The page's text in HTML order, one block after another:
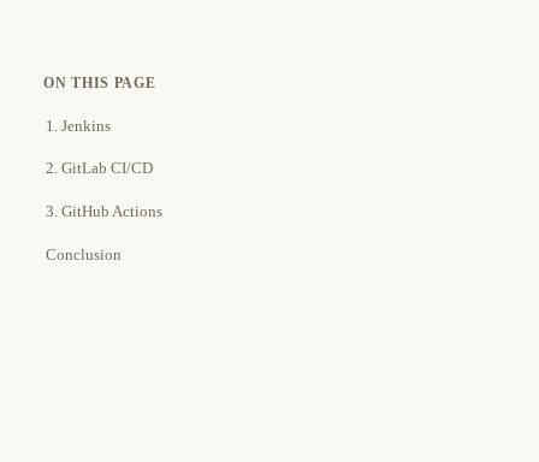
ON THIS PAGE
1. Jenkins
2. GitLab CI/CD
3. GitHub Actions
Conclusion